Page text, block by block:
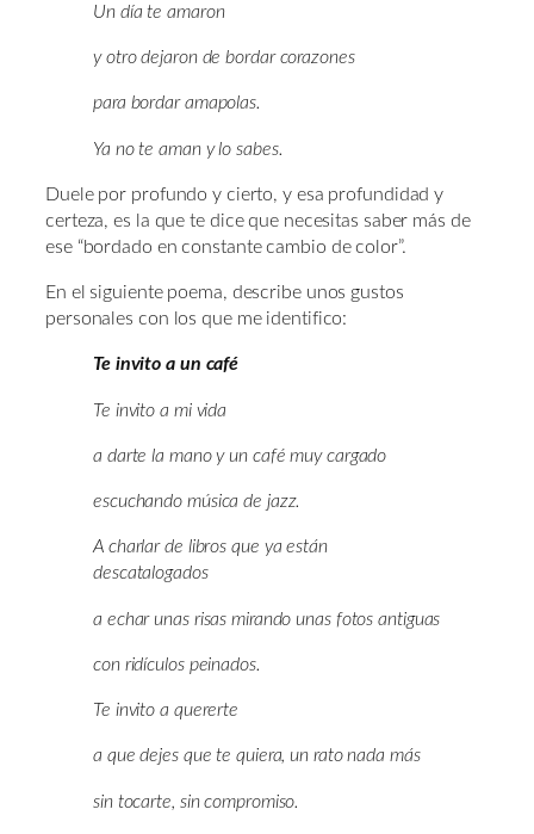
Un día te amaron
y otro dejaron de bordar corazones
para bordar amapolas.
Ya no te aman y lo sabes.
Duele por profundo y cierto, y esa profundidad y
certeza, es la que te dice que necesitas saber más de
ese “bordado en constante cambio de color”.
En el siguiente poema, describe unos gustos
personales con los que me identifico:
Te invito a un café
Te invito a mi vida
a darte la mano y un café muy cargado
escuchando música de jazz.
A charlar de libros que ya están
descatalogados
a echar unas risas mirando unas fotos antiguas
con ridículos peinados.
Te invito a quererte
a que dejes que te quiera, un rato nada más
sin tocarte, sin compromiso.